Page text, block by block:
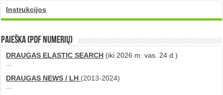
Instrukcijos
PAIEŠKA (PDF numerių)
DRAUGAS ELASTIC SEARCH (iki 2026 m. vas. 24 d.)
DRAUGAS NEWS / LH (2013-2024)